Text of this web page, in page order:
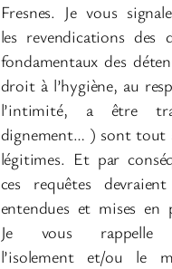
Fresnes. Je vous
les revendications des
fondamentaux des
droit à l’hygiène, au
l’intimité, a être
dignement… ) sont tout
légitimes. Et par
ces requêtes
entendues et mises en
Je vous rappelle
l’isolement et/ou le